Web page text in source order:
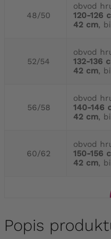
48/50
obvod
120-126
42 cm,
52/54
obvod
132-136
42 cm,
56/58
obvod
140-146
42 cm,
60/62
obvod
150-156
42 cm,
Popis